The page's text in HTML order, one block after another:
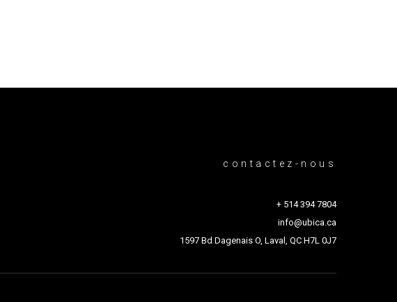
contactez-nous
+ 514 394 7804
info@ubica.ca
1597 Bd Dagenais O, Laval, QC H7L 0J7